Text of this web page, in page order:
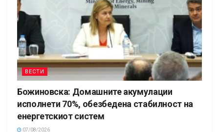
ВЕСТИ
Божиновска: Домашните акумулации
исполнети 70%, обезбедена стабилност на
енергетскиот систем
07/08/2026